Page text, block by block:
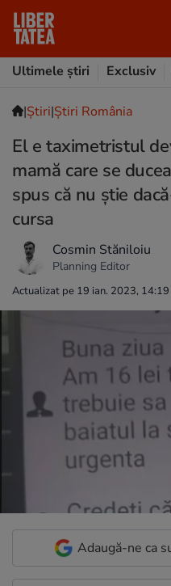
Ultimele știri
Exclusiv
|Ştiri|Știri România
El e taximetristul
mamă care se
spus că nu știe
cursa
Cosmin Stăniloiu
Planning Editor
Actualizat pe 19 ian. 2023, 14:19
Adaugă-ne ca